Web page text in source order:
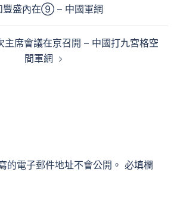
豐盛內在⑨ – 中國軍網
主席會議在京召開 – 中國打九宮格空
間軍網
的電子郵件地址不會公開。 必填欄